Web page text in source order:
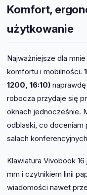
Komfort,
użytkowanie
Najważniejsze dla
komfortu i mobilności.
1200, 16:10)
robocza przydaje się
oknach jednocześnie.
odblaski, co doceniam
salach
Klawiatura Vivobook
mm i czytnikiem linii
wiadomości nawet